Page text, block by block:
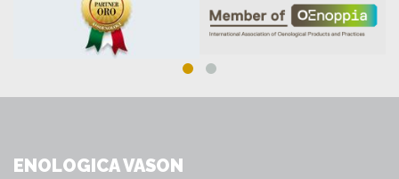
ENOLOGICA VASON